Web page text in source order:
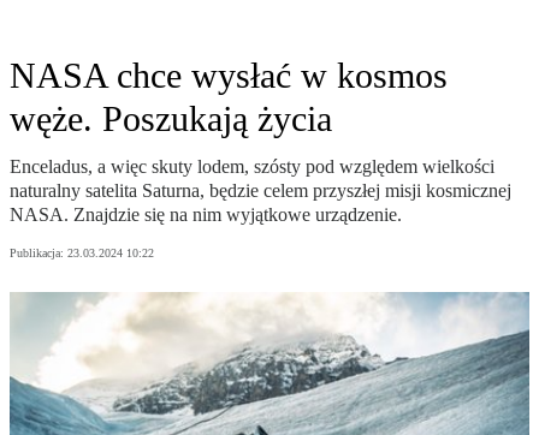
NASA chce wysłać w kosmos
węże. Poszukają życia
Enceladus, a więc skuty lodem, szósty pod względem wielkości
naturalny satelita Saturna, będzie celem przyszłej misji kosmicznej
NASA. Znajdzie się na nim wyjątkowe urządzenie.
Publikacja: 23.03.2024 10:22